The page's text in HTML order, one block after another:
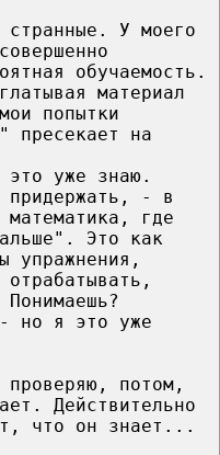
странные. У моего
обучаемость.
материал
попытки
пресекает на
это уже знаю.
- в
где
Это как
упражнения,
но я это уже
проверяю, потом,
Действительно
что он знает...